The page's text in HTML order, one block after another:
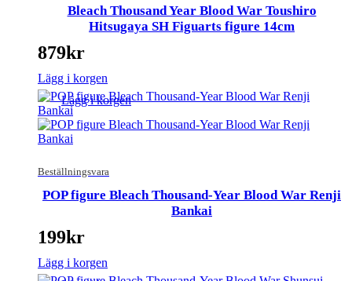
Bleach Thousand Year Blood War Toushiro
Hitsugaya SH Figuarts figure 14cm
879kr
Lägg i korgen
Beställningsvara
Lägg i korgen
POP figure Bleach Thousand-Year Blood War Renji
Bankai
199kr
Lägg i korgen